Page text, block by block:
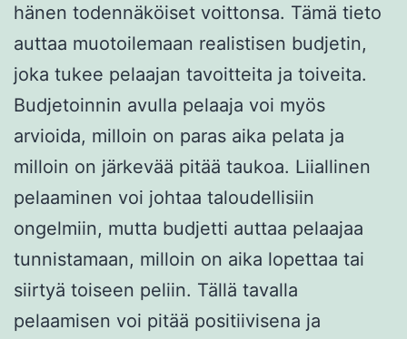
hänen todennäköiset voittonsa. Tämä tieto
auttaa muotoilemaan realistisen budjetin,
joka tukee pelaajan tavoitteita ja toiveita.
Budjetoinnin avulla pelaaja voi myös
arvioida, milloin on paras aika pelata ja
milloin on järkevää pitää taukoa. Liiallinen
pelaaminen voi johtaa taloudellisiin
ongelmiin, mutta budjetti auttaa pelaajaa
tunnistamaan, milloin on aika lopettaa tai
siirtyä toiseen peliin. Tällä tavalla
pelaamisen voi pitää positiivisena ja